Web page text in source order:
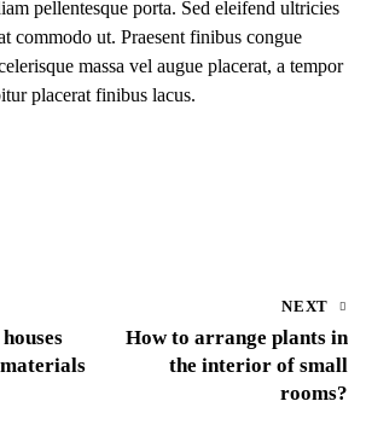
pellentesque porta. Sed eleifend ultricies
commodo ut. Praesent finibus congue
massa vel augue placerat, a tempor
placerat finibus lacus.
NEXT
How to arrange plants in
the interior of small
rooms?